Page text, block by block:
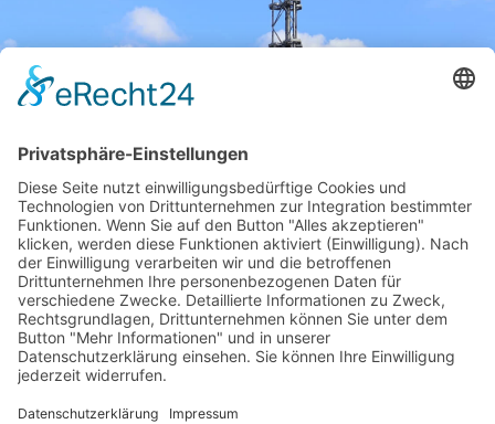
Kontaktieren Sie uns
wenn wir Ihnen helfen
können!
Wir freuen uns darauf, mit Ihnen
in Kontakt zu treten!
JETZT PROJEKT ANFRAGEN